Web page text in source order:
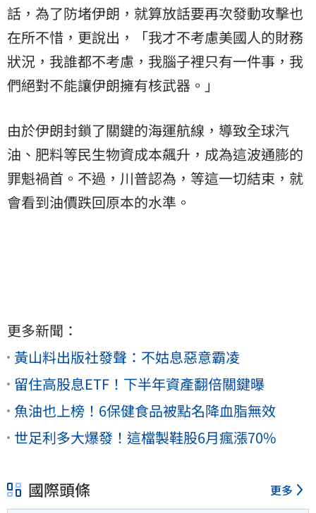
話，為了防堵伊朗，就算放話要再次發動攻擊也
在所不惜，更說出，「我才不考慮美國人的財務
狀況，我誰都不考慮，我腦子裡只有一件事，我
們絕對不能讓伊朗擁有核武器。」
由於伊朗封鎖了關鍵的海運航線，導致全球汽
油、肥料等民生物資成本飆升，成為這波通膨的
罪魁禍首。不過，川普認為，等這一切結束，就
會看到油價跌回原本的水準。
更多新聞：
黃山料出版社發聲：不姑息惡意霸凌
留住高股息ETF！下半年資產翻倍關鍵曝
魚油也上榜！6保健食品被點名降血脂無效
世足利多大爆發！這檔製鞋股6月瘋漲70%
國際頭條 更多